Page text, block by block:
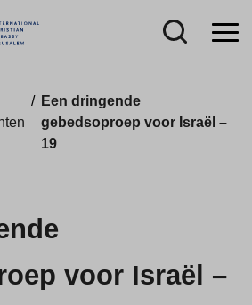
/ Een dringende
gebedsoproep voor Israël –
19
voor Israël –